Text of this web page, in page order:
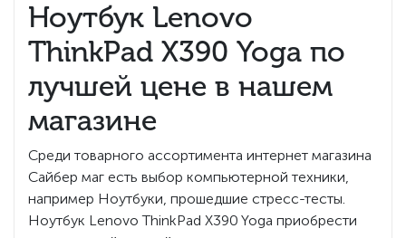
Ноутбук Lenovo
ThinkPad X390 Yoga по
лучшей цене в нашем
магазине
Среди товарного ассортимента интернет магазина
Сайбер маг есть выбор компьютерной техники,
например Ноутбуки, прошедшие стресс-тесты.
Ноутбук Lenovo ThinkPad X390 Yoga приобрести